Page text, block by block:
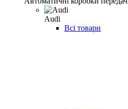
Audi
Всі товари